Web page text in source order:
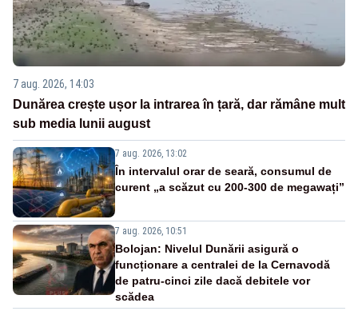
7 aug. 2026, 14:03
Dunărea crește ușor la intrarea în țară, dar rămâne mult
sub media lunii august
7 aug. 2026, 13:02
În intervalul orar de seară, consumul de
curent „a scăzut cu 200-300 de megawați”
7 aug. 2026, 10:51
Bolojan: Nivelul Dunării asigură o
funcționare a centralei de la Cernavodă
de patru-cinci zile dacă debitele vor
scădea